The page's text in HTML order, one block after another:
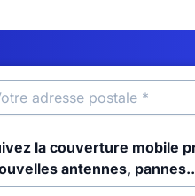
la couverture mobile
antennes,